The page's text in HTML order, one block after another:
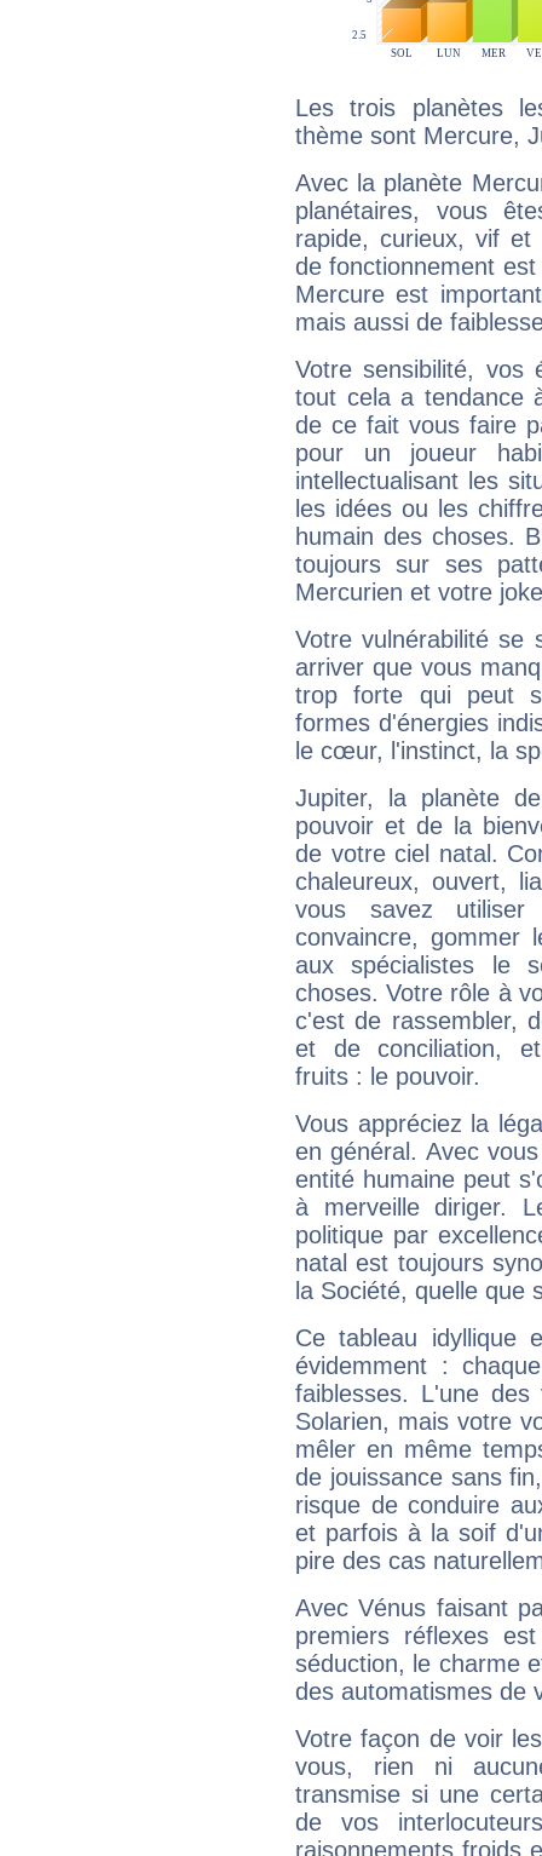
Les trois planètes
thème sont Mercure,
Avec la planète
planétaires, vous
rapide, curieux, vif et
de fonctionnement
Mercure est
mais aussi de
Votre sensibilité,
tout cela a tendance
de ce fait vous faire
pour un joueur
intellectualisant les
les idées ou les
humain des choses.
toujours sur ses
Mercurien et votre
Votre vulnérabilité se
arriver que vous
trop forte qui peut
formes d'énergies
le cœur, l'instinct, la
Jupiter, la planète
pouvoir et de la
de votre ciel natal.
chaleureux, ouvert,
vous savez
convaincre, gommer
aux spécialistes le
choses. Votre rôle à
c'est de rassembler,
et de conciliation,
fruits : le pouvoir.
Vous appréciez la
en général. Avec
entité humaine peut
à merveille diriger.
politique par
natal est toujours
la Société, quelle que
Ce tableau idyllique
évidemment :
faiblesses. L'une
Solarien, mais votre
mêler en même
de jouissance sans
risque de conduire
et parfois à la soif
pire des cas
Avec Vénus faisant
premiers réflexes
séduction, le charme
des automatismes de
Votre façon de voir
vous, rien ni
transmise si une
de vos
raisonnements froids